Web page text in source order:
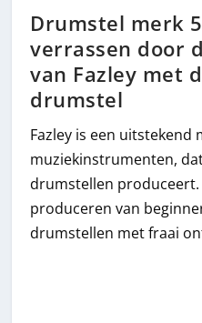
Drumstel merk
verrassen door
van Fazley met
drumstel
Fazley is een uitstekend
muziekinstrumenten,
drumstellen
produceren van
drumstellen met fraai